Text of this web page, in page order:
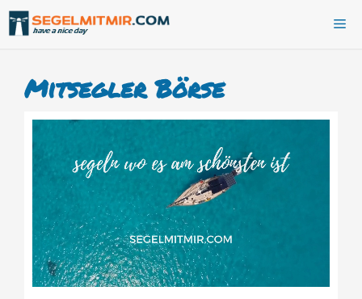
Zum
Inhalt
springen
Mitsegler Börse